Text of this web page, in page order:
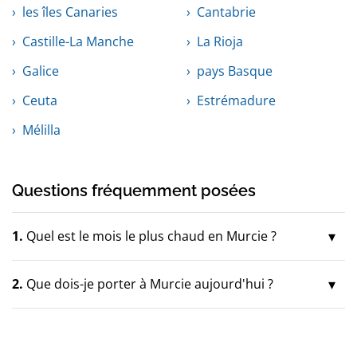
les îles Canaries
Cantabrie
Castille-La Manche
La Rioja
Galice
pays Basque
Ceuta
Estrémadure
Mélilla
Questions fréquemment posées
1. Quel est le mois le plus chaud en Murcie ?
2. Que dois-je porter à Murcie aujourd'hui ?